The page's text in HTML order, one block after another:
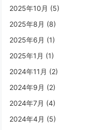
2025年10月 (5)
2025年8月 (8)
2025年6月 (1)
2025年1月 (1)
2024年11月 (2)
2024年9月 (2)
2024年7月 (4)
2024年4月 (5)